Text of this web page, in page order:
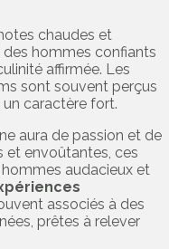
chaudes et
hommes confiants
affirmée. Les
sont souvent perçus
caractère fort.
aura de passion et de
et envoûtantes, ces
audacieux et
associés à des
prêtes à relever